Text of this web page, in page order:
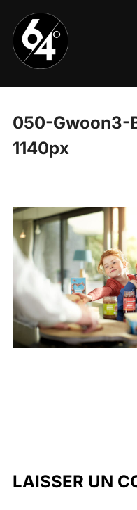
contenu
050-Gwoon3-
1140px
LAISSER UN